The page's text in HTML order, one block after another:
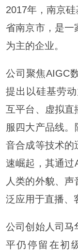
2017年，南京
省南京市，是一
为主的企业。
公司聚焦AIGC
提出以硅基劳
互平台、虚拟直
服四大产品线
音合成等技术的
速崛起，其通过
人类的外貌、
泛应用于直播、
公司创始人司 马
平仍停留在初